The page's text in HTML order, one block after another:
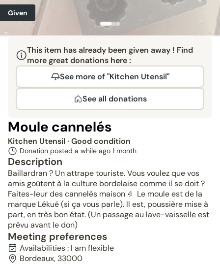
Given
This item has already been given away ! Find
more great donations here :
See more of "Kitchen Utensil"
See all donations
Moule cannelés
Kitchen Utensil · Good condition
Donation posted a while ago 1 month
Description
Baillardran ? Un attrape touriste. Vous voulez que vos
amis goûtent à la culture bordelaise comme il se doit ?
Faites-leur des cannelés maison 🤌 Le moule est de la
marque Lékué (si ça vous parle). Il est, poussière mise à
part, en très bon état. (Un passage au lave-vaisselle est
prévu avant le don)
Meeting preferences
Availabilities : I am flexible
Bordeaux, 33000